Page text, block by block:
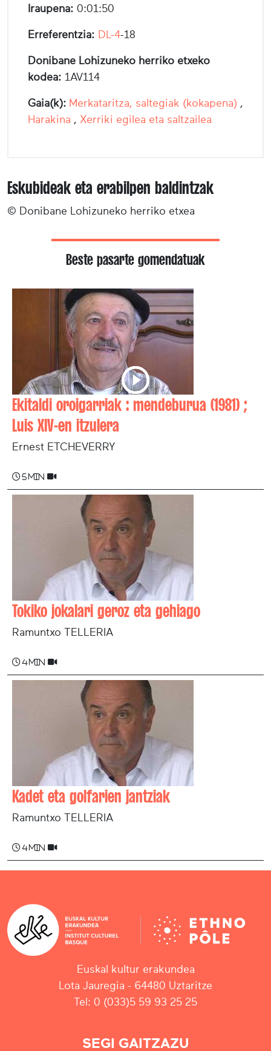
Iraupena: 0:01:50
Erreferentzia: DL-4-18
Donibane Lohizuneko herriko etxeko
kodea: 1AV114
Gaia(k): Merkataritza, saltegiak (kokapena) ,
Harakina , Xerriki egilea eta saltzailea
Eskubideak eta erabilpen baldintzak
© Donibane Lohizuneko herriko etxea
Beste pasarte gomendatuak
Ekitaldi oroigarriak : mendeburua (1981) ;
Luis XIV-en itzulera
Ernest ETCHEVERRY
5 min
Tokiko jokalari geroz eta gehiago
Ramuntxo TELLERIA
4 min
Kadet eta golfarien jantziak
Ramuntxo TELLERIA
4 min
Euskal kultur erakundea
Lota Jauregia - 64480 Uztaritze
Tel: 0 (033)5 59 93 25 25
SEGI GAITZAZU